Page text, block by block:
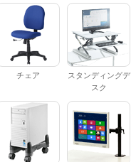
チェア
スタンディングデ
スク